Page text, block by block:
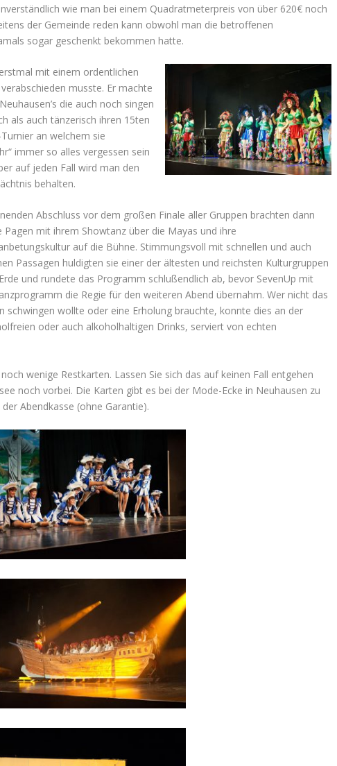
wie man bei einem Quadratmeterpreis von über 620€ noch
der Gemeinde reden kann obwohl man die betroffenen
sogar geschenkt bekommen hatte.
mit einem ordentlichen
musste. Er machte
die auch noch singen
als auch tänzerisch ihren 15ten
an welchem sie
immer so alles vergessen sein
auf jeden Fall wird man den
behalten.
Abschluss vor dem großen Finale aller Gruppen brachten dann
Pagen mit ihrem Showtanz über die Mayas und ihre
auf die Bühne. Stimmungsvoll mit schnellen und auch
Passagen huldigten sie einer der ältesten und reichsten Kulturgruppen
und rundete das Programm schlußendlich ab, bevor SevenUp mit
die Regie für den weiteren Abend übernahm. Wer nicht das
schwingen wollte oder eine Erholung brauchte, konnte dies an der
oder auch alkoholhaltigen Drinks, serviert von echten
wenige Restkarten. Lassen Sie sich das auf keinen Fall entgehen
noch vorbei. Die Karten gibt es bei der Mode-Ecke in Neuhausen zu
Abendkasse (ohne Garantie).